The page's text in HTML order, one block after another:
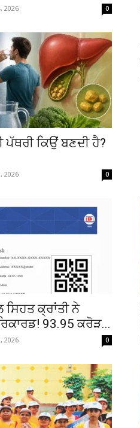
2026 0
ਕਿਉਂ ਬਣਦੀ ਹੈ?
2026 0
ਸਿਹਤ ਕ੍ਰਾਂਤੀ ਨੇ
93.95 ਕਰੋੜ...
2026 0